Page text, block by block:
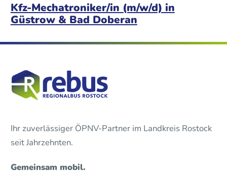
Kfz-Mechatroniker/in (m/w/d) in
Güstrow & Bad Doberan
Ihr zuverlässiger ÖPNV-Partner im Landkreis Rostock
seit Jahrzehnten.
Gemeinsam mobil.